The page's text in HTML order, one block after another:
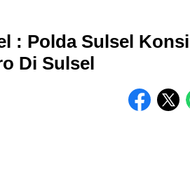
: Polda Sulsel
Di Sulsel